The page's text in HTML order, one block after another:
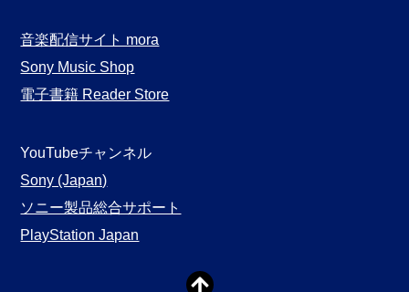
音楽配信サイト mora
Sony Music Shop
電子書籍 Reader Store
YouTubeチャンネル
Sony (Japan)
ソニー製品総合サポート
PlayStation Japan